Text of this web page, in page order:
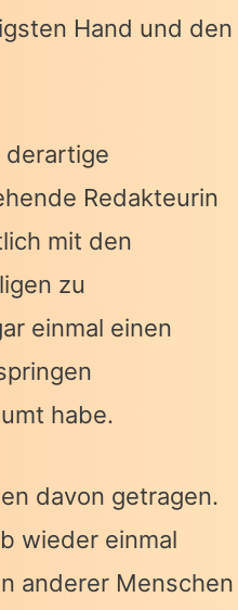
Hand und den
derartige
Redakteurin
mit den
zu
einmal einen
habe.
davon getragen.
wieder einmal
anderer Menschen